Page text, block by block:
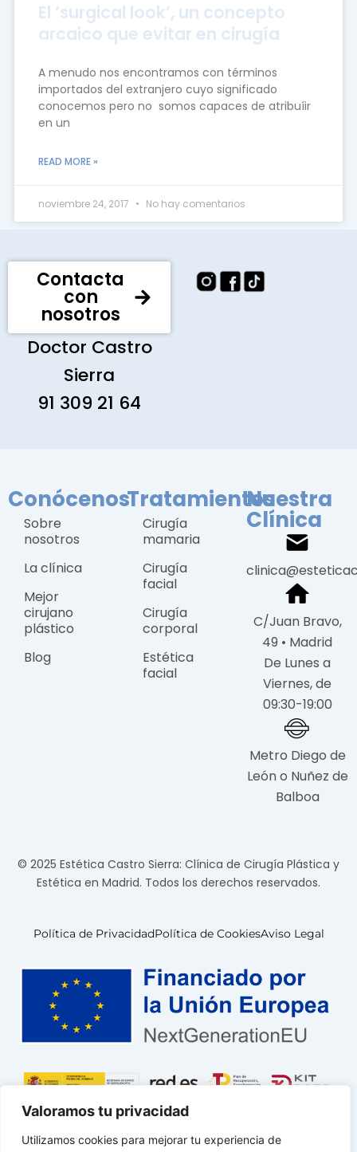
Valoramos tu privacidad
Utilizamos cookies para mejorar tu experiencia de
El ‘surgical look’, un concepto
arcaico que evitar en cirugía
A menudo nos encontramos con términos
importados del extranjero cuyo significado
conocemos pero no somos capaces de atribuíir
en un
READ MORE »
noviembre 24, 2017 No hay comentarios
Contacta
con
nosotros
Doctor Castro
Sierra
91 309 21 64
Conócenos
Sobre
nosotros
La clínica
Mejor
cirujano
plástico
Blog
Tratamientos
Cirugía
mamaria
Cirugía
facial
Cirugía
corporal
Estética
facial
Nuestra
Clínica
C/Juan Bravo,
49 • Madrid
De Lunes a
Viernes, de
09:30-19:00
Metro Diego de
León o Nuñez de
Balboa
© 2025 Estética Castro Sierra: Clínica de Cirugía Plástica y
Estética en Madrid. Todos los derechos reservados.
Política de PrivacidadPolítica de CookiesAviso Legal